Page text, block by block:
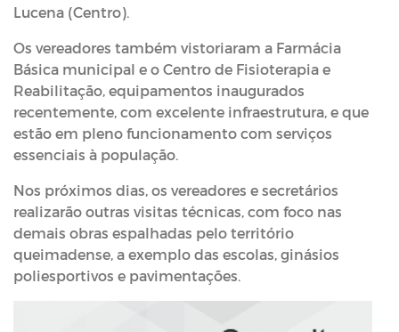
Lucena (Centro).
Os vereadores também vistoriaram a Farmácia
Básica municipal e o Centro de Fisioterapia e
Reabilitação, equipamentos inaugurados
recentemente, com excelente infraestrutura, e que
estão em pleno funcionamento com serviços
essenciais à população.
Nos próximos dias, os vereadores e secretários
realizarão outras visitas técnicas, com foco nas
demais obras espalhadas pelo território
queimadense, a exemplo das escolas, ginásios
poliesportivos e pavimentações.